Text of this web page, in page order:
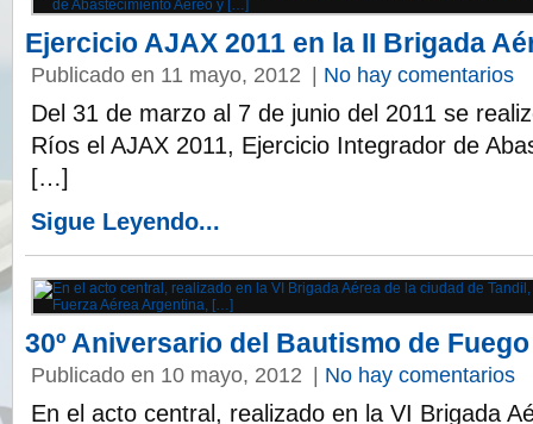
Ejercicio AJAX 2011 en la II Brigada
Publicado en 11 mayo, 2012 No hay comentarios
Del 31 de marzo al 7 de junio del 2011 se
Ríos el AJAX 2011, Ejercicio Integrador de
[…]
Sigue Leyendo...
30º Aniversario del Bautismo de
Publicado en 10 mayo, 2012 No hay comentarios
En el acto central, realizado en la VI Brigada